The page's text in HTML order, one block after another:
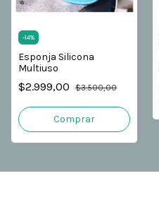
-14%
Esponja Silicona
Multiuso
$2.999,00 $3.500,00